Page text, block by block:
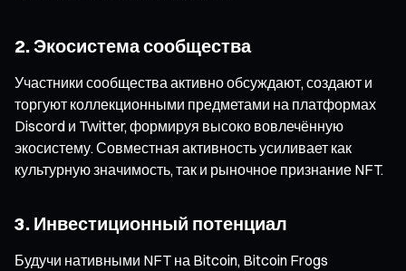
2. Экосистема сообщества
Участники сообщества активно обсуждают, создают и
торгуют коллекционными предметами на платформах
Discord и Twitter, формируя высоко вовлечённую
экосистему. Совместная активность усиливает как
культурную значимость, так и рыночное признание NFT.
3. Инвестиционный потенциал
Будучи нативными NFT на Bitcoin, Bitcoin Frogs